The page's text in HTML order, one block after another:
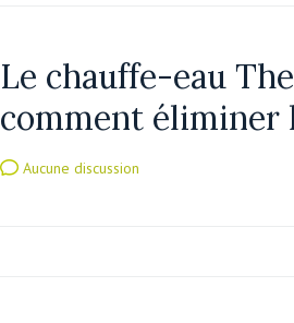
Le chauffe-eau
comment éliminer
Aucune discussion